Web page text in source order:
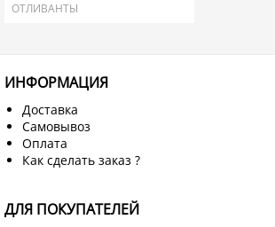
ОТЛИВАНТЫ
ИНФОРМАЦИЯ
Доставка
Самовывоз
Оплата
Как сделать заказ ?
ДЛЯ ПОКУПАТЕЛЕЙ